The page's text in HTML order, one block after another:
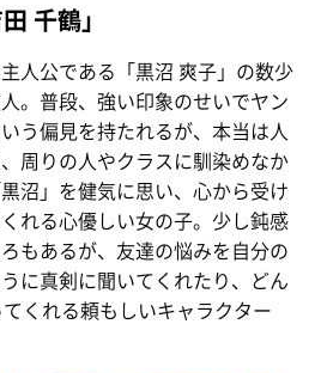
千鶴」
人公である「黒沼 爽子」の数少
。普段、強い印象のせいでヤン
う偏見を持たれるが、本当は人
周りの人やクラスに馴染めなか
沼」を健気に思い、心から受け
れる心優しい女の子。少し鈍感
もあるが、友達の悩みを自分の
に真剣に聞いてくれたり、どん
くれる頼もしいキャラクター